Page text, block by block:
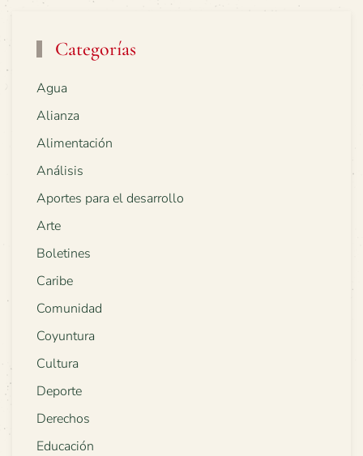
Categorías
Agua
Alianza
Alimentación
Análisis
Aportes para el desarrollo
Arte
Boletines
Caribe
Comunidad
Coyuntura
Cultura
Deporte
Derechos
Educación